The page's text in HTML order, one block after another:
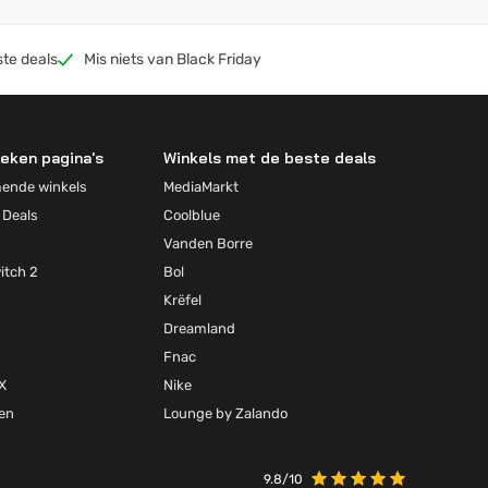
deals Mis niets van Black Friday
pagina's
winkels
2
Winkels met de beste deals
MediaMarkt
Coolblue
Vanden Borre
Bol
Krëfel
Dreamland
Fnac
Nike
Lounge by Zalando
9.8/10